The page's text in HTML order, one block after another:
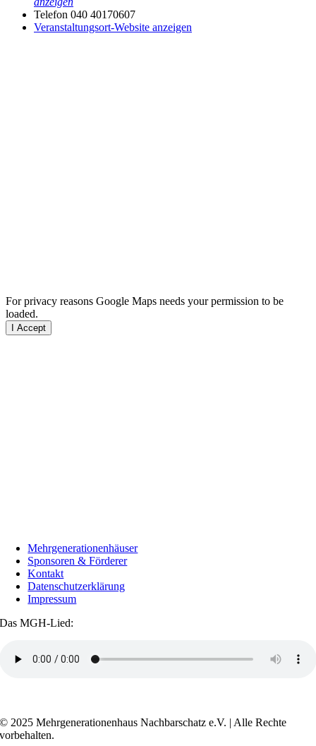
Telefon 040 40170607
Veranstaltungsort-Website anzeigen
For privacy reasons Google Maps needs your permission to be
loaded.
I Accept
Mehrgenerationenhäuser
Sponsoren & Förderer
Kontakt
Datenschutzerklärung
Impressum
Das MGH-Lied:
© 2025 Mehrgenerationenhaus Nachbarschatz e.V. | Alle Rechte
vorbehalten.